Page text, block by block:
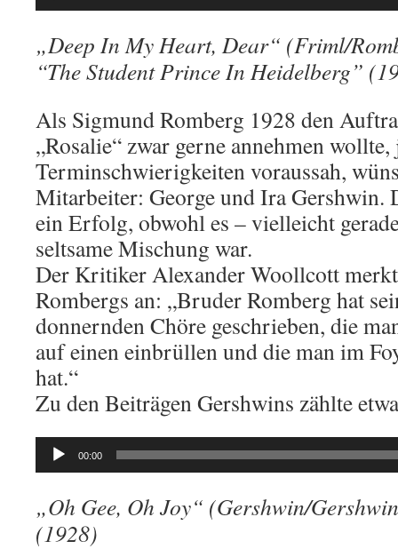
„Deep In My Heart, Dear“ (Friml/
“The Student Prince In Heidelberg”
Als Sigmund Romberg 1928 den
„Rosalie“ zwar gerne annehmen
Terminschwierigkeiten voraussah,
Mitarbeiter: George und Ira Gershwin.
ein Erfolg, obwohl es – vielleicht
seltsame Mischung war.
Der Kritiker Alexander Woollcott
Rombergs an: „Bruder Romberg hat
donnernden Chöre geschrieben, die
auf einen einbrüllen und die man im
hat.“
Zu den Beiträgen Gershwins zählte
Audio-
00:00
„Oh Gee, Oh Joy“ (Gershwin/
(1928)